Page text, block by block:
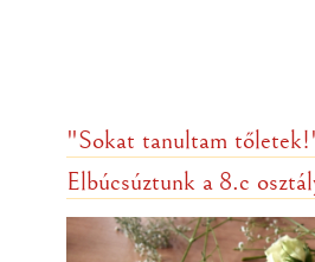
"Sokat tanultam
Elbúcsúztunk a 8.c